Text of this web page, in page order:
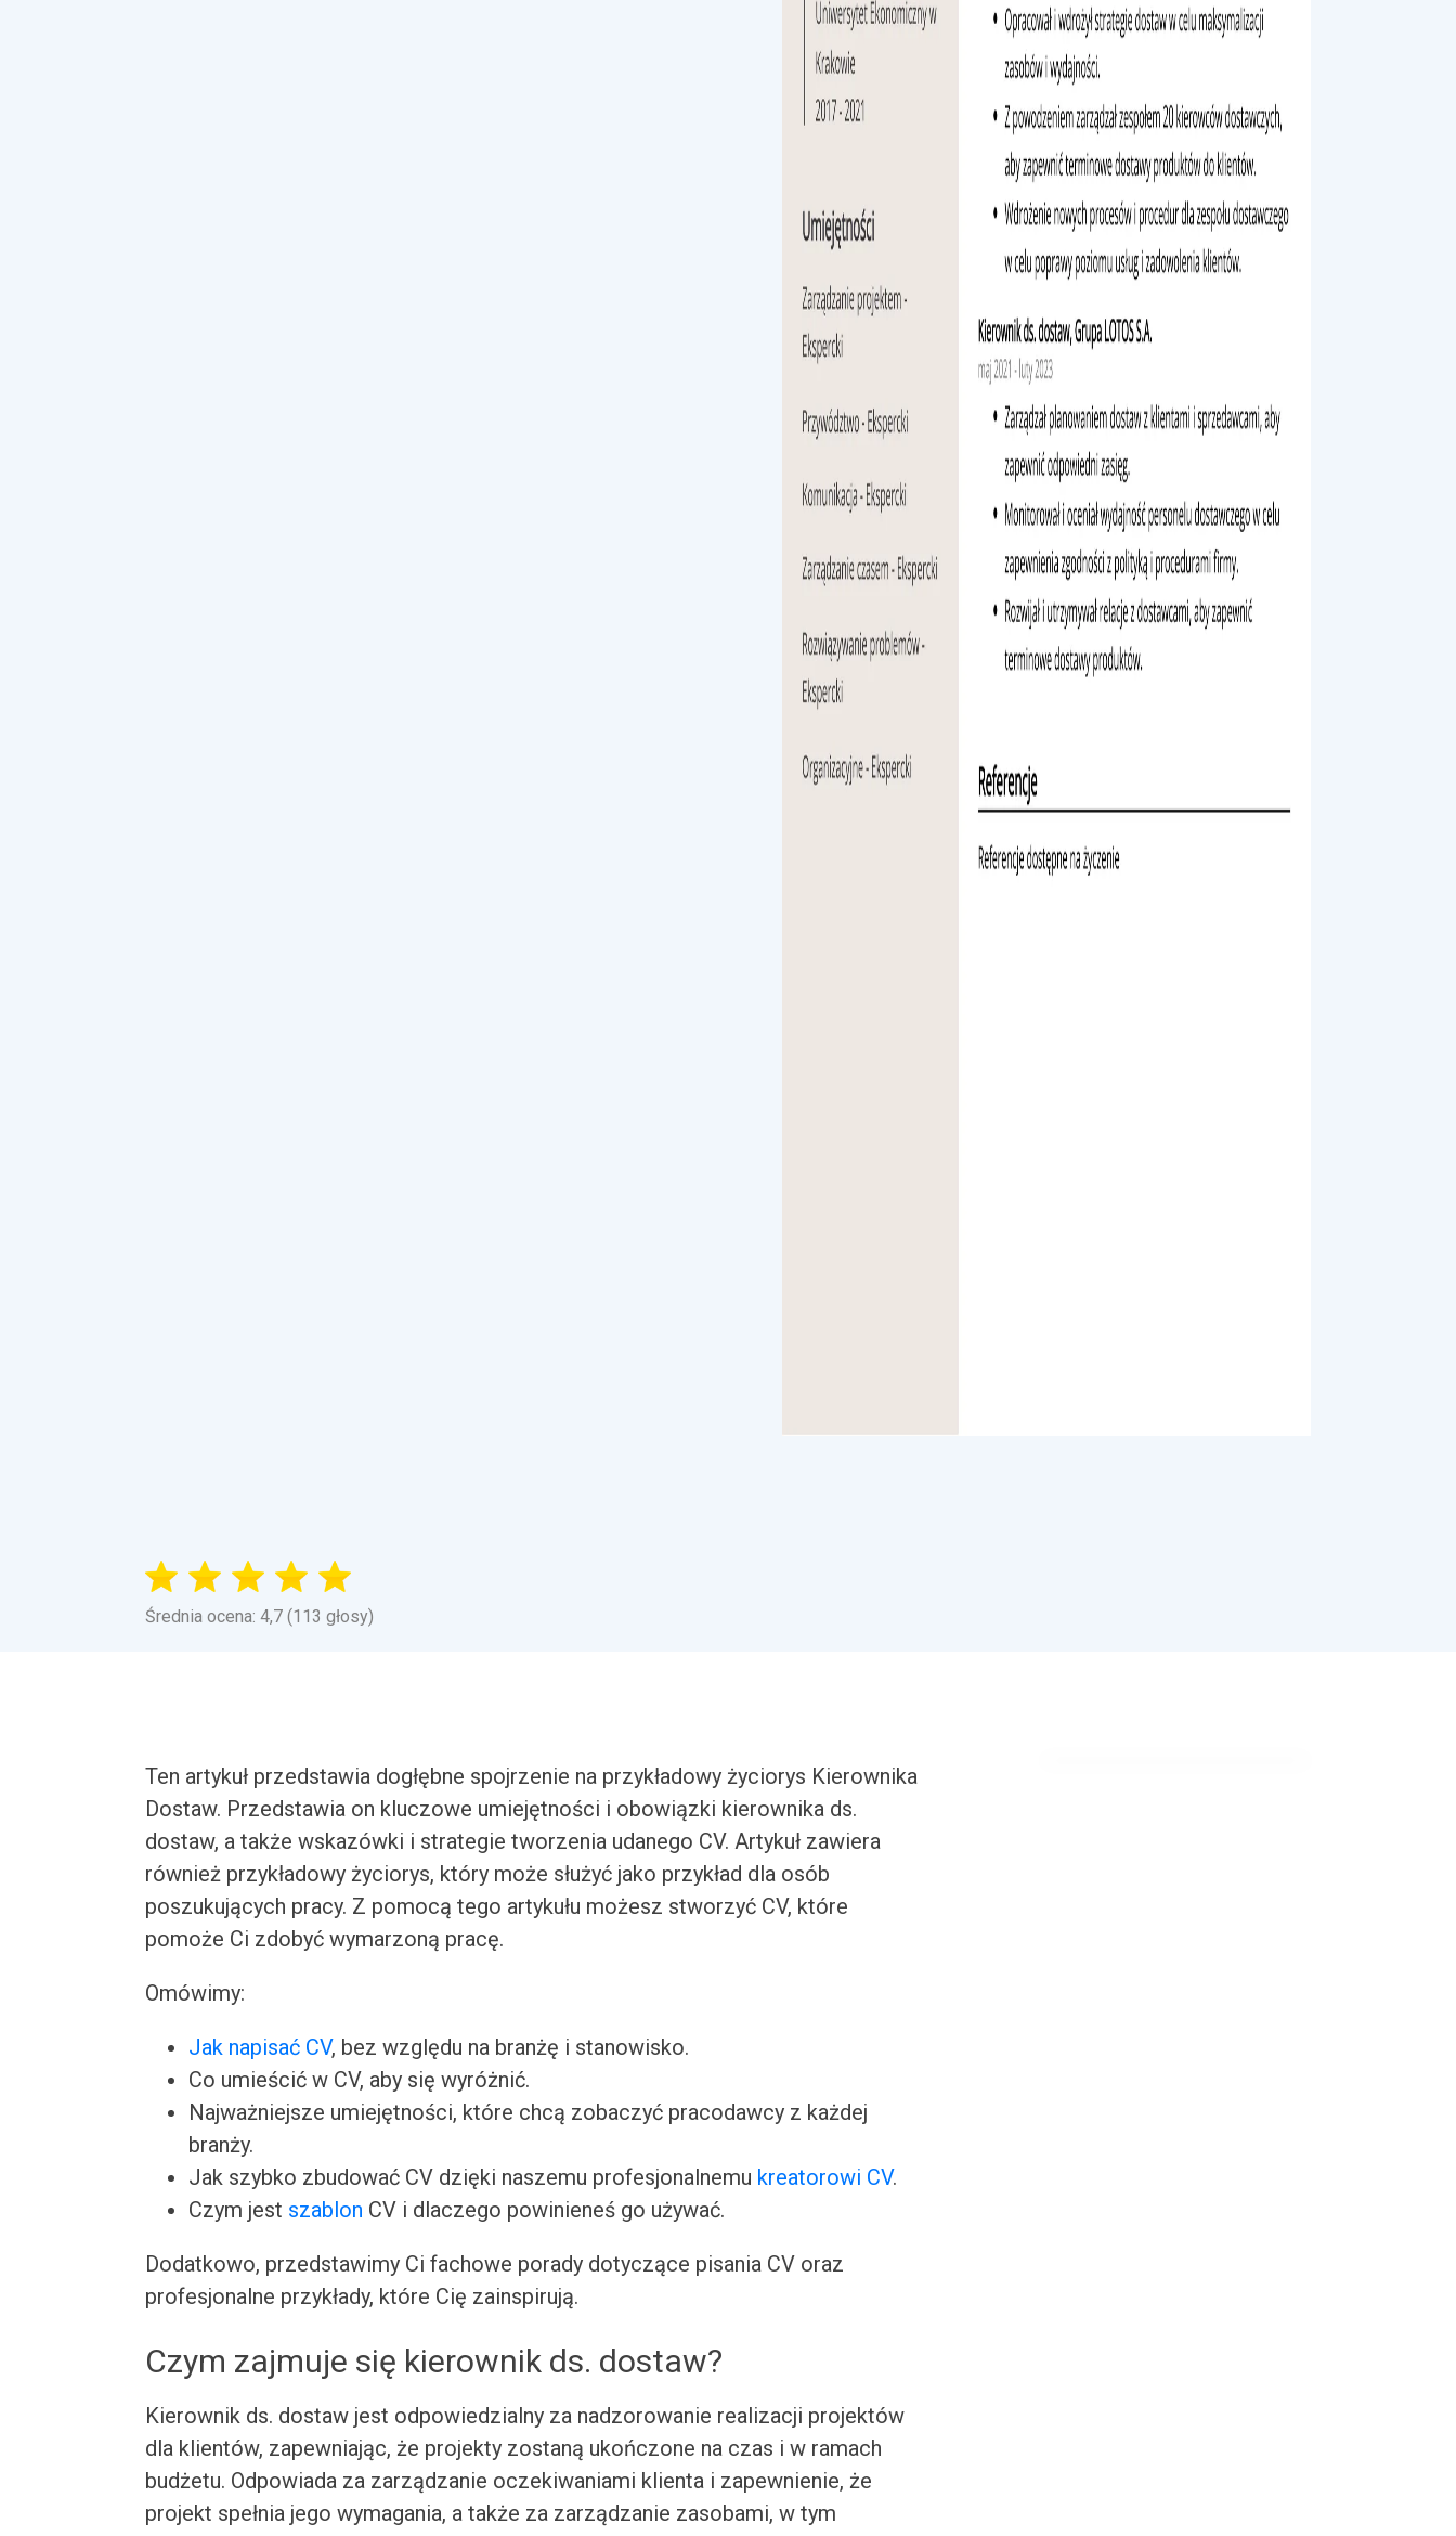
Średnia ocena: 4,7 (113 głosy)
Ten artykuł przedstawia dogłębne spojrzenie na przykładowy życiorys Kierownika
Dostaw. Przedstawia on kluczowe umiejętności i obowiązki kierownika ds.
dostaw, a także wskazówki i strategie tworzenia udanego CV. Artykuł zawiera
również przykładowy życiorys, który może służyć jako przykład dla osób
poszukujących pracy. Z pomocą tego artykułu możesz stworzyć CV, które
pomoże Ci zdobyć wymarzoną pracę.
Omówimy:
Jak napisać CV, bez względu na branżę i stanowisko.
Co umieścić w CV, aby się wyróżnić.
Najważniejsze umiejętności, które chcą zobaczyć pracodawcy z każdej
branży.
Jak szybko zbudować CV dzięki naszemu profesjonalnemu kreatorowi CV.
Czym jest szablon CV i dlaczego powinieneś go używać.
Dodatkowo, przedstawimy Ci fachowe porady dotyczące pisania CV oraz
profesjonalne przykłady, które Cię zainspirują.
Czym zajmuje się kierownik ds. dostaw?
Kierownik ds. dostaw jest odpowiedzialny za nadzorowanie realizacji projektów
dla klientów, zapewniając, że projekty zostaną ukończone na czas i w ramach
budżetu. Odpowiada za zarządzanie oczekiwaniami klienta i zapewnienie, że
projekt spełnia jego wymagania, a także za zarządzanie zasobami, w tym